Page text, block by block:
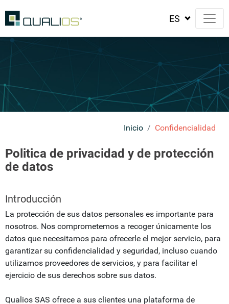
Inicio Confidencialidad
Politica de privacidad y de protección
de datos
Introducción
La protección de sus datos personales es importante para
nosotros. Nos comprometemos a recoger únicamente los
datos que necesitamos para ofrecerle el mejor servicio, para
garantizar su confidencialidad y seguridad, incluso cuando
utilizamos proveedores de servicios, y para facilitar el
ejercicio de sus derechos sobre sus datos.
Qualios SAS ofrece a sus clientes una plataforma de